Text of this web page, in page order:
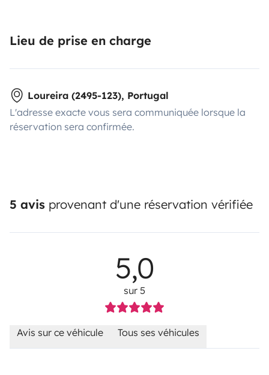
Lieu de prise en charge
Loureira (2495-123), Portugal
L'adresse exacte vous sera communiquée lorsque la
réservation sera confirmée.
5 avis provenant d'une réservation vérifiée
5,0
sur 5
Avis sur ce véhicule Tous ses véhicules